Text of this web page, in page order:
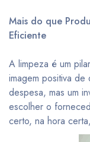
Mais do que
Eficiente
A limpeza é um
imagem positiva
despesa, mas um
escolher o
certo, na hora